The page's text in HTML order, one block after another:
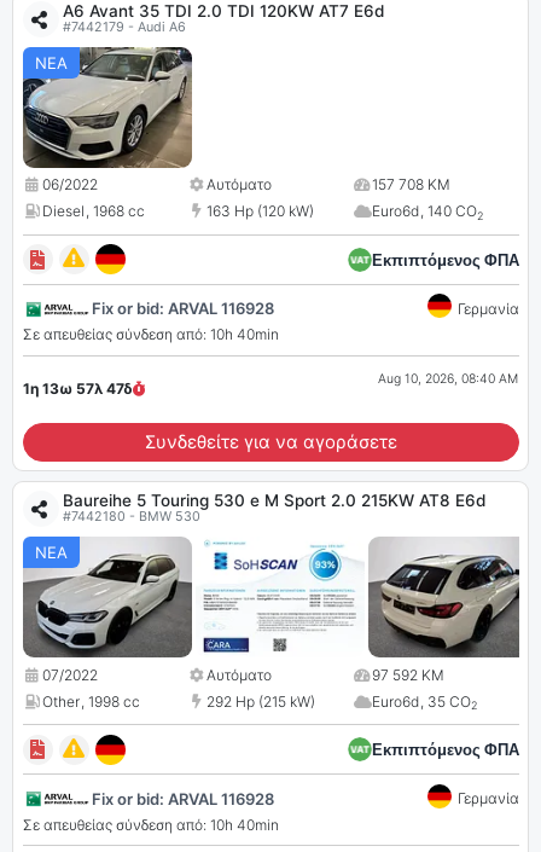
A6 Avant 35 TDI 2.0 TDI 120KW AT7 E6d
#7442179 - Audi A6
ΝΕΑ
06/2022 Αυτόματο
157 708 KM
Diesel, 1968 cc 163 Hp (120 kW) Euro6d, 140 CO2
Εκπιπτόμενος ΦΠΑ
Fix or bid: ARVAL 116928
Γερμανία
Σε απευθείας σύνδεση από: 10h 40min
1η 13ω 57λ 46δ
Aug 10, 2026, 08:40 AM
Συνδεθείτε για να αγοράσετε
Baureihe 5 Touring 530 e M Sport 2.0 215KW AT8 E6d
#7442180 - BMW 530
ΝΕΑ
07/2022 Αυτόματο
97 592 KM
Other, 1998 cc 292 Hp (215 kW) Euro6d, 35 CO2
Εκπιπτόμενος ΦΠΑ
Fix or bid: ARVAL 116928
Γερμανία
Σε απευθείας σύνδεση από: 10h 40min